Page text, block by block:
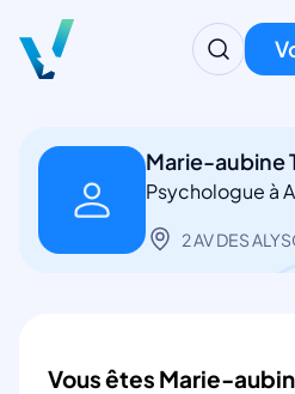
Marie-aubine
Psychologue à
2 AV DES
Vous êtes Marie-